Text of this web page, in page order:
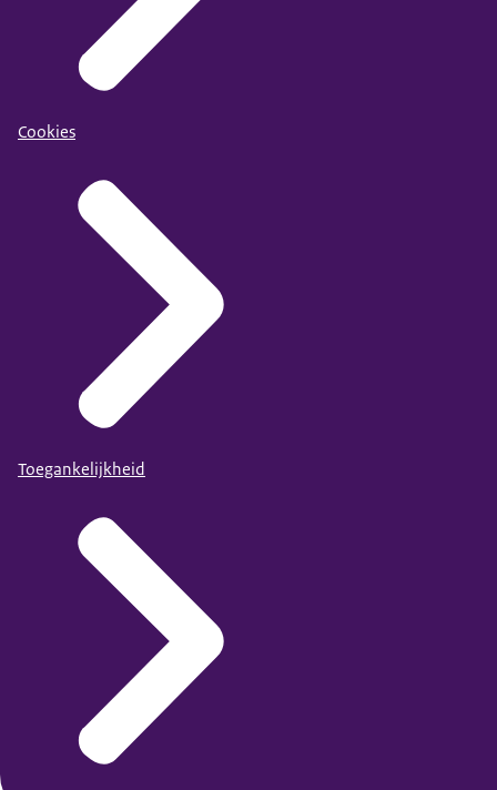
Cookies
Toegankelijkheid